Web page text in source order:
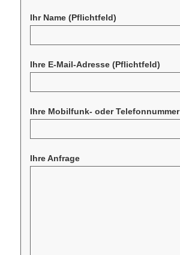
Ihr Name (Pflichtfeld)
Ihre E-Mail-Adresse (Pflichtfeld)
Ihre Mobilfunk- oder Telefonnummer
Ihre Anfrage